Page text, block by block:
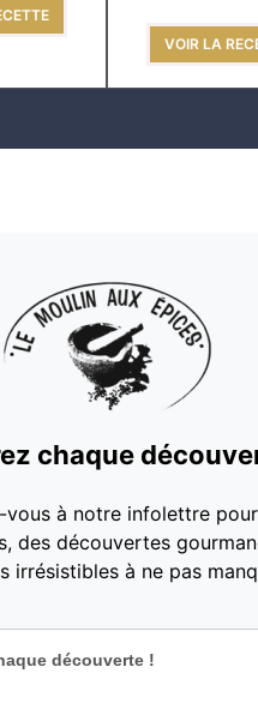
VOIR LA
chaque
vous à notre infolettre
des découvertes
irrésistibles à ne pas
découverte !